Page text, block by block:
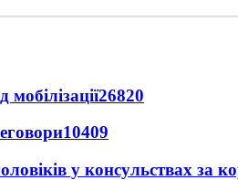
26820
10409
у консульствах за